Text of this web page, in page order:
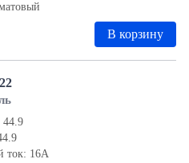
В корзину
ток: 16А